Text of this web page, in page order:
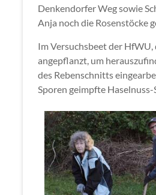
Denkendorfer Weg sowie
Anja noch die Rosenstöcke
Im Versuchsbeet der
angepflanzt, um
des Rebenschnitts
Sporen geimpfte